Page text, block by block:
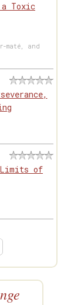
Toxic
maté, and
Limits of